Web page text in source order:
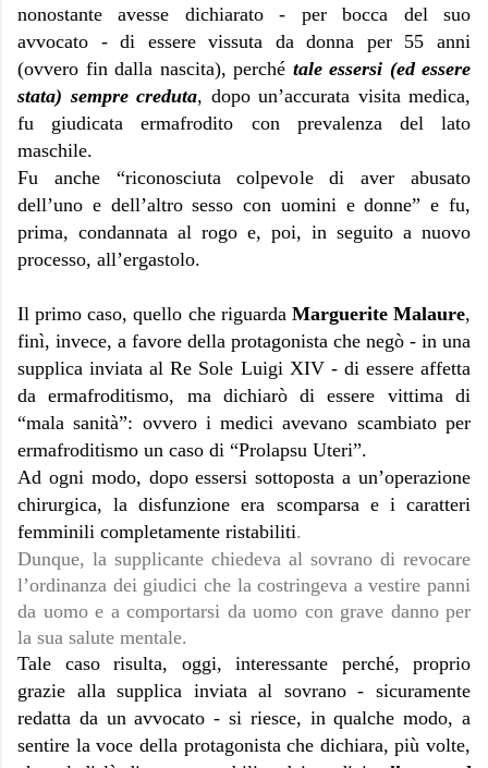
nonostante avesse dichiarato - per bocca del suo
avvocato - di essere vissuta da donna per 55 anni
(ovvero fin dalla nascita), perché tale essersi (ed essere
stata) sempre creduta, dopo un’accurata visita medica,
fu giudicata ermafrodito con prevalenza del lato
maschile.
Fu anche “riconosciuta colpevole di aver abusato
dell’uno e dell’altro sesso con uomini e donne” e fu,
prima, condannata al rogo e, poi, in seguito a nuovo
processo, all’ergastolo.
Il primo caso, quello che riguarda Marguerite Malaure,
finì, invece, a favore della protagonista che negò - in una
supplica inviata al Re Sole Luigi XIV - di essere affetta
da ermafroditismo, ma dichiarò di essere vittima di
“mala sanità”: ovvero i medici avevano scambiato per
ermafroditismo un caso di “Prolapsu Uteri”.
Ad ogni modo, dopo essersi sottoposta a un’operazione
chirurgica, la disfunzione era scomparsa e i caratteri
femminili completamente ristabiliti.
Dunque, la supplicante chiedeva al sovrano di revocare
l’ordinanza dei giudici che la costringeva a vestire panni
da uomo e a comportarsi da uomo con grave danno per
la sua salute mentale.
Tale caso risulta, oggi, interessante perché, proprio
grazie alla supplica inviata al sovrano - sicuramente
redatta da un avvocato - si riesce, in qualche modo, a
sentire la voce della protagonista che dichiara, più volte,